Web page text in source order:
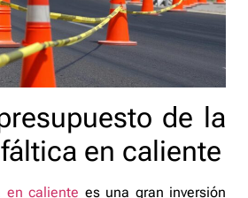
de la
en caliente
en caliente es una gran inversión